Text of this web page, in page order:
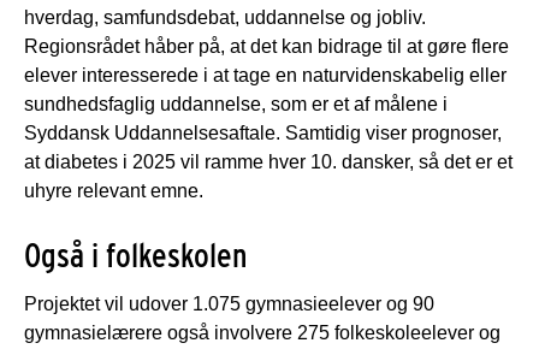
hverdag, samfundsdebat, uddannelse og jobliv.
Regionsrådet håber på, at det kan bidrage til at gøre flere
elever interesserede i at tage en naturvidenskabelig eller
sundhedsfaglig uddannelse, som er et af målene i
Syddansk Uddannelsesaftale. Samtidig viser prognoser,
at diabetes i 2025 vil ramme hver 10. dansker, så det er et
uhyre relevant emne.
Også i folkeskolen
Projektet vil udover 1.075 gymnasieelever og 90
gymnasielærere også involvere 275 folkeskoleelever og